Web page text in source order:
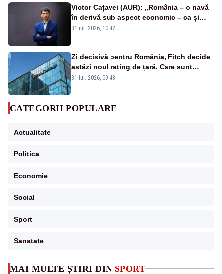
MAI MULTE ȘTIRI DIN SPORT
Victor Cațavei (AUR): „România – o navă
în derivă sub aspect economic – ca și
rezultat al guvernărilor din ultimii 36 de
31 iul. 2026, 10:42
Zi decisivă pentru România, Fitch decide
astăzi noul rating de țară. Care sunt
efectele retrogradării la categoria „junk”
31 iul. 2026, 09:48
CATEGORII POPULARE
Actualitate
Politica
Economie
Social
Sport
Sanatate